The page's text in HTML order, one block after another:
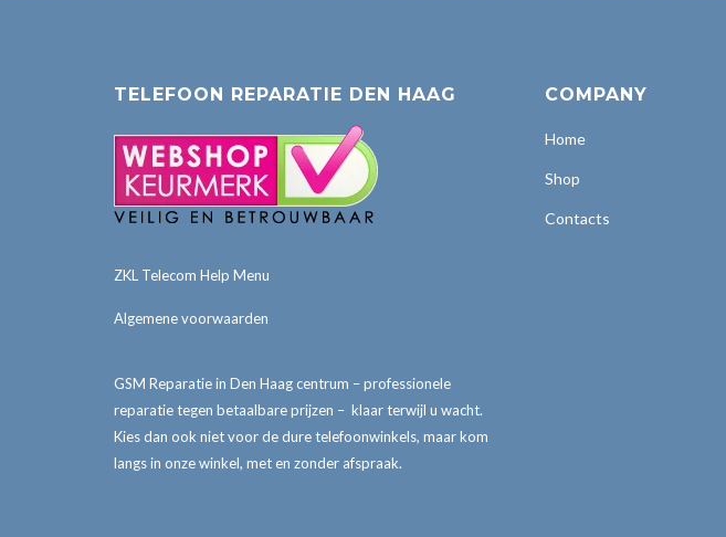
TELEFOON REPARATIE DEN HAAG
ZKL Telecom Help Menu
Algemene voorwaarden
GSM Reparatie in Den Haag centrum – professionele
reparatie tegen betaalbare prijzen – klaar terwijl u wacht.
Kies dan ook niet voor de dure telefoonwinkels, maar kom
langs in onze winkel, met en zonder afspraak.
COMPANY
Home
Shop
Contacts